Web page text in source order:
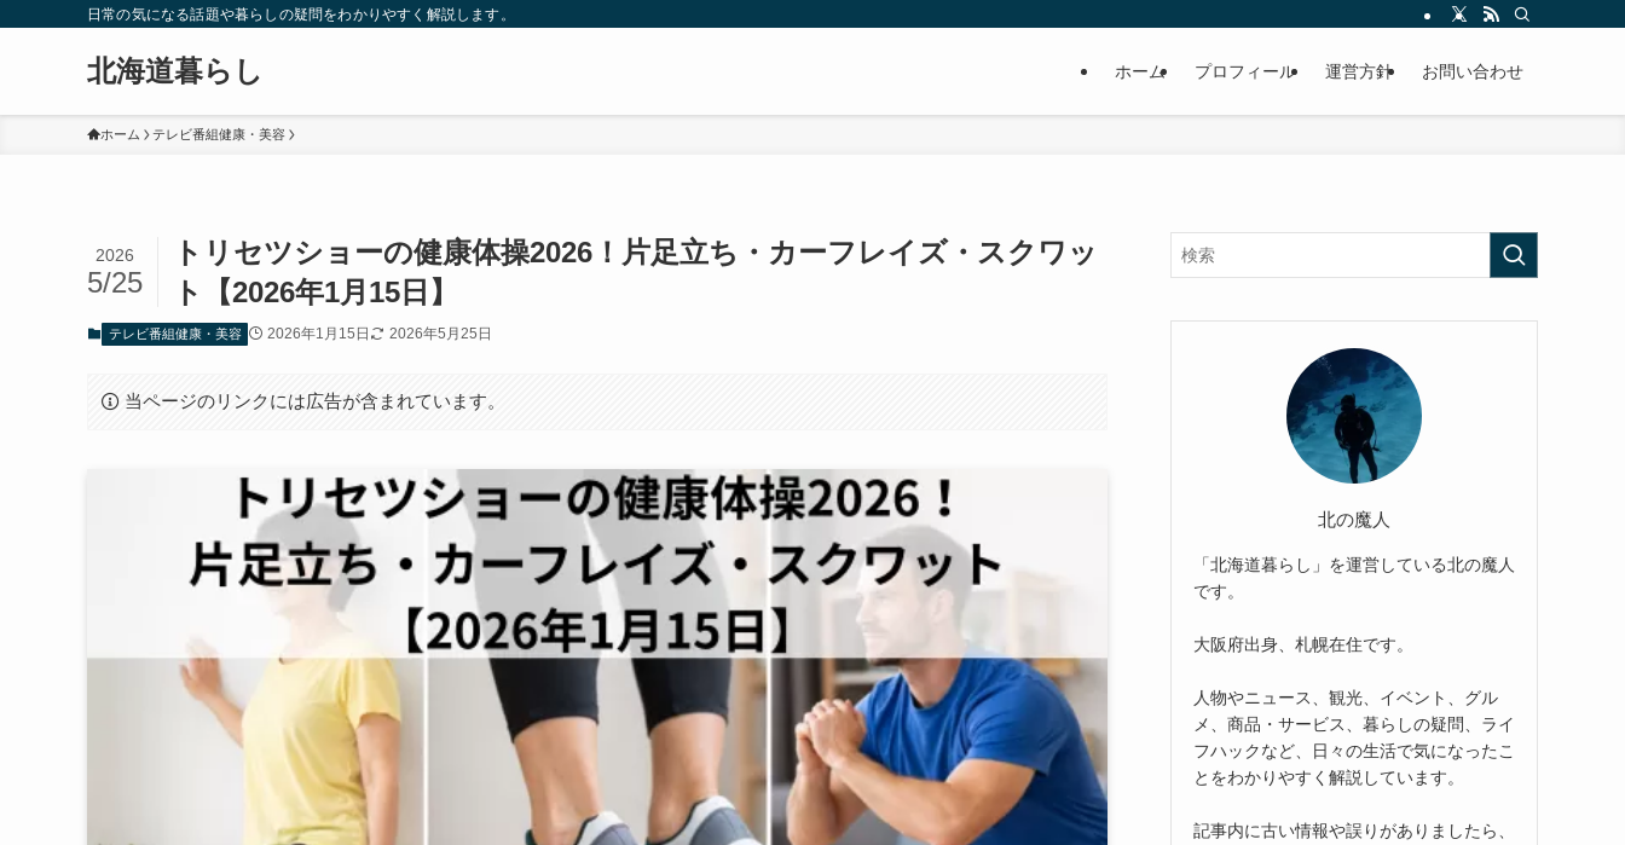
日常の気になる話題や暮らしの疑問をわかりやすく解説します。
北海道暮らし ホーム プロフィール 運営方針 お問い合わせ
ホーム テレビ番組健康・美容
トリセツショーの健康体操2026！片足立ち・カーフレイズ・スクワッ
ト【2026年1月15日】
2026
5/25
テレビ番組健康・美容 2026年1月15日 2026年5月25日
当ページのリンクには広告が含まれています。
北の魔人
「北海道暮らし」を運営している北の魔人
です。
大阪府出身、札幌在住です。
人物やニュース、観光、イベント、グル
メ、商品・サービス、暮らしの疑問、ライ
フハックなど、日々の生活で気になったこ
とをわかりやすく解説しています。
記事内に古い情報や誤りがありましたら、